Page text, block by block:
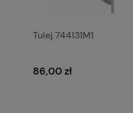
Tulej 744131M1
86,00 zł